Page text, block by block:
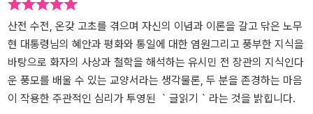
산전 수전, 온갖 고초를 겪으며 자신의 이념과 이론을 갈고 닦은 노무
현 대통령님의 혜안과 평화와 통일에 대한 염원그리고 풍부한 지식을
바탕으로 화자의 사상과 철학을 해석하는 유시민 전 장관의 지식인다
운 풍모를 배울 수 있는 교양서라는 생각물론, 두 분을 존경하는 마음
이 작용한 주관적인 심리가 투영된 ｀글읽기｀라는 것을 밝힙니다.